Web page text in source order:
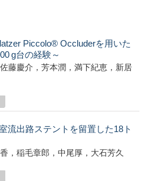
Piccolo® Occluderを用いた
g台の経験～
藤慶介，芳本潤，満下紀恵，新居
流出路ステントを留置した18ト
，稲毛章郎，中尾厚，大石芳久